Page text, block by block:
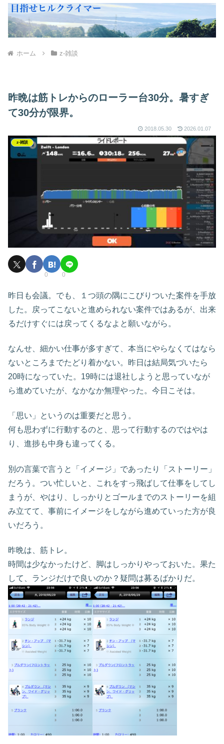
ホーム z-雑談
昨晩は筋トレからのローラー台30分。暑すぎ
て30分が限界。
2018.05.30 2026.01.07
z-雑談
0 0
昨日も会議。でも、１つ頭の隅にこびりついた案件を手放
した。戻ってこないと進められない案件ではあるが、出来
るだけすぐには戻ってくるなよと願いながら。
なんせ、細かい仕事が多すぎて、本当にやらなくてはなら
ないところまでたどり着かない。昨日は結局気づいたら
20時になっていた。19時には退社しようと思っていなが
ら進めていたが、なかなか無理やった。今日こそは。
「思い」というのは重要だと思う。
何も思わずに行動するのと、思って行動するのではやは
り、進捗も中身も違ってくる。
別の言葉で言うと「イメージ」であったり「ストーリー」
だろう。つい忙しいと、これをすっ飛ばして仕事をしてし
まうが、やはり、しっかりとゴールまでのストーリーを組
み立てて、事前にイメージをしながら進めていった方が良
いだろう。
昨晩は、筋トレ。
時間は少なかったけど、脚はしっかりやっておいた。果た
して、ランジだけで良いのか？疑問は募るばかりだ。